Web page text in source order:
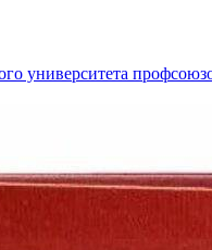
университета